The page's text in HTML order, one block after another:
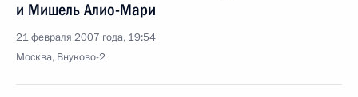
и Мишель Алио-Мари
21 февраля 2007 года, 19:54
Москва, Внуково-2